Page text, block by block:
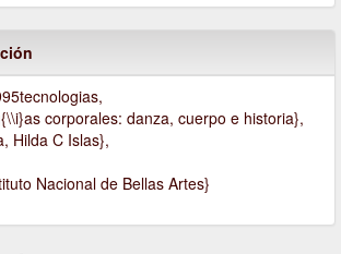
corporales: danza, cuerpo e historia},
Hilda C Islas},
Nacional de Bellas Artes}